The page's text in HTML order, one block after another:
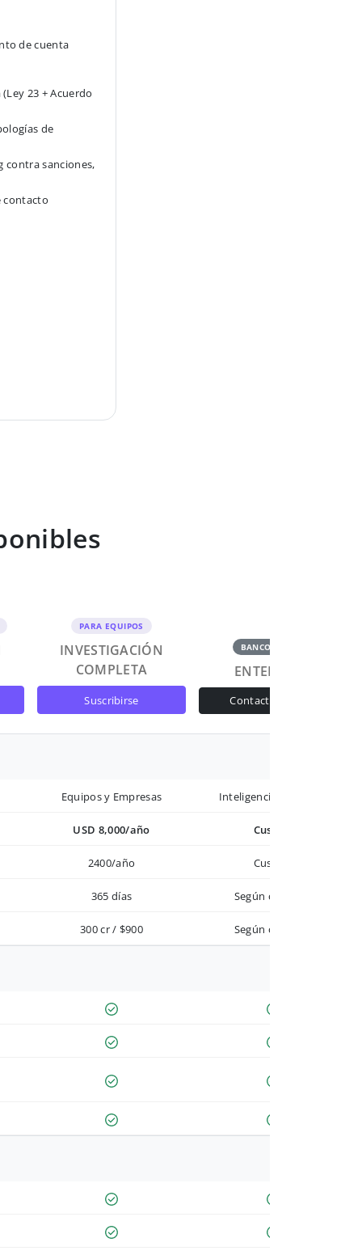
de cuenta
23 + Acuerdo
de
contra sanciones,
contacto
PARA EQUIPOS
INVESTIGACIÓN
COMPLETA
suscribirse
BANCOS Y GOB
ENTERPRISE
contactar ventas
Equipos y Empresas Inteligencia avanzada
USD 8,000/año Custom
2400/año Custom
365 días Según contrato
300 cr / $900 Según contrato